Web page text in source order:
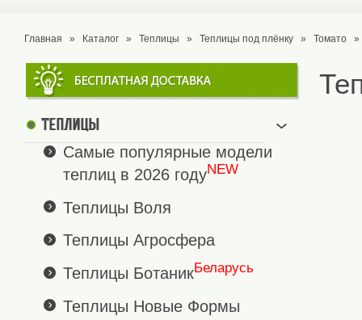
Главная » Каталог » Теплицы » Теплицы под плёнку » Томато »
Теплицы
Самые популярные модели
теплиц в 2026 годуNEW
Теплицы Воля
Теплицы Агросфера
Теплицы БотаникБеларусь
Теплицы Новые Формы